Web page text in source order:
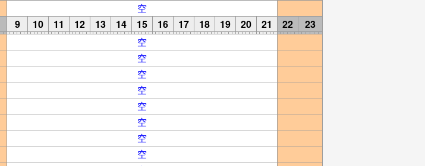
空
9 10 11 12 13 14 15 16 17 18 19 20 21 22
23
空
空
空
空
空
空
空
空